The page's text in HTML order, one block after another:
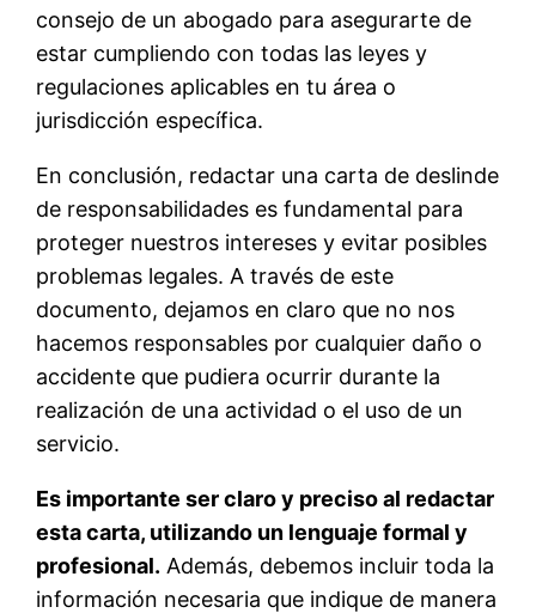
consejo de un abogado para asegurarte de
estar cumpliendo con todas las leyes y
regulaciones aplicables en tu área o
jurisdicción específica.
En conclusión, redactar una carta de deslinde
de responsabilidades es fundamental para
proteger nuestros intereses y evitar posibles
problemas legales. A través de este
documento, dejamos en claro que no nos
hacemos responsables por cualquier daño o
accidente que pudiera ocurrir durante la
realización de una actividad o el uso de un
servicio.
Es importante ser claro y preciso al redactar
esta carta, utilizando un lenguaje formal y
profesional. Además, debemos incluir toda la
información necesaria que indique de manera